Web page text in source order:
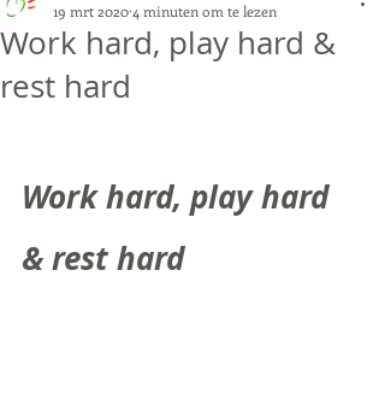
Work hard, play hard &
rest hard
19 mrt 20204 minuten om te lezen
Work hard, play hard
& rest hard